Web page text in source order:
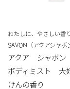
わたしに、やさしい香
SAVON（アクアシャボ
アクア シャボン
ボディミスト 大
けんの香り